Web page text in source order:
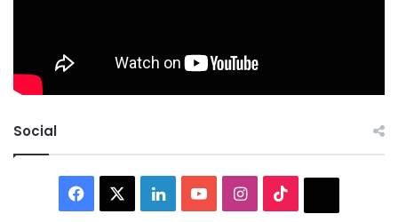
Social
Facebook LinkedInYouTubeInstagram